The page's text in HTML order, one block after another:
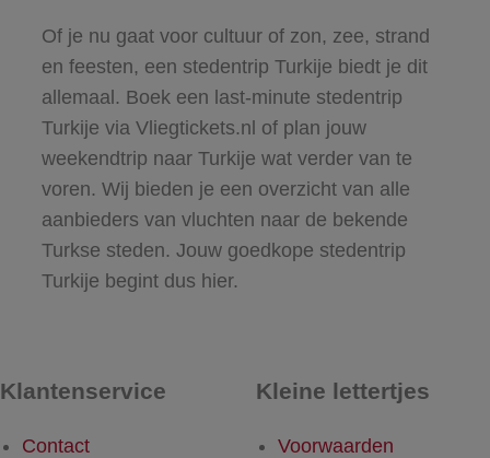
Of je nu gaat voor cultuur of zon, zee, strand
en feesten, een stedentrip Turkije biedt je dit
allemaal. Boek een last-minute stedentrip
Turkije via Vliegtickets.nl of plan jouw
weekendtrip naar Turkije wat verder van te
voren. Wij bieden je een overzicht van alle
aanbieders van vluchten naar de bekende
Turkse steden. Jouw goedkope stedentrip
Turkije begint dus hier.
Klantenservice
Contact
Kleine lettertjes
Voorwaarden